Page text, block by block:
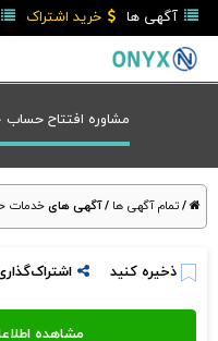
آگهی ها خرید اشتراک
مشاوره افتتاح
/تمام آگهی ها /آگهی هایخدمات
ذخیره کنید